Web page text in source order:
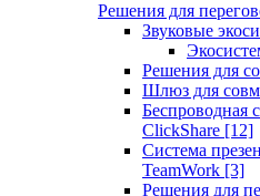
Решения для
Звуковые
Решения для
Шлюз для
Беспроводная
ClickShare [12]
Система
TeamWork [3]
Решения для